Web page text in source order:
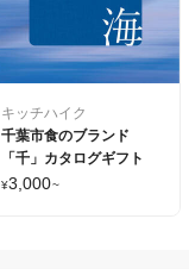
キッチハイク
千葉市食のブランド
「千」カタログギフト
¥3,000~